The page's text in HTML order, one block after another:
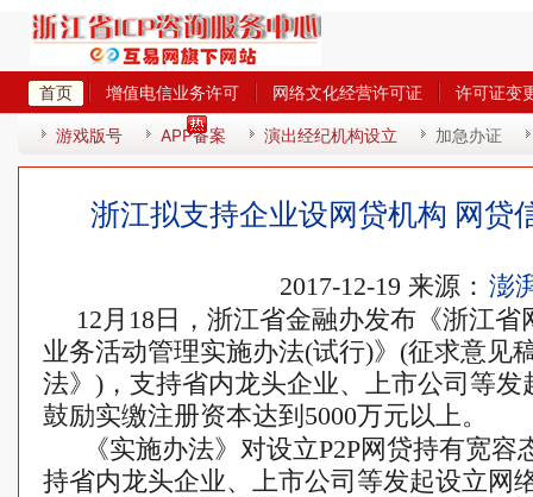
首页 增值电信业务许可 网络文化经营许可证
许可证变
热
游戏版号 APP备案 演出经纪机构设立 加急办证
浙江拟支持企业设网贷机构 网贷
2017-12-19 来源： 澎
12月18日，浙江省金融办发布《浙江
业务活动管理实施办法(试行)》(征求意见
法》)，支持省内龙头企业、上市公司等发
鼓励实缴注册资本达到5000万元以上。
《实施办法》对设立P2P网贷持有宽
持省内龙头企业、上市公司等发起设立网